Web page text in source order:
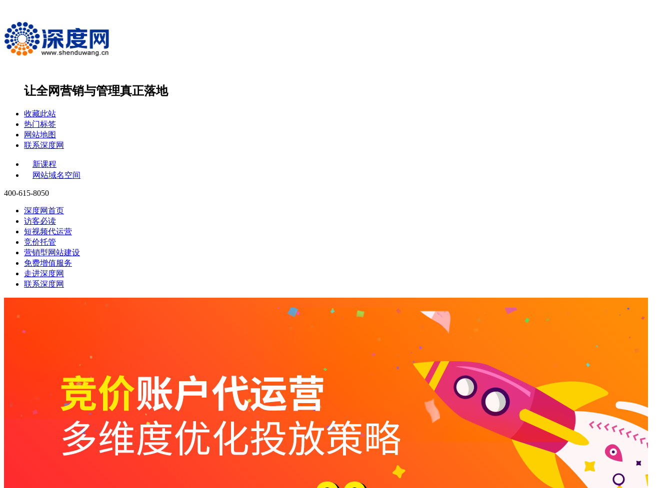
让全网营销与管理真正落地
收藏此站
热门标签
网站地图
联系深度网
新课程
网站域名空间
400-615-8050
深度网首页
访客必读
短视频代运营
竞价托管
营销型网站建设
免费增值服务
走进深度网
联系深度网